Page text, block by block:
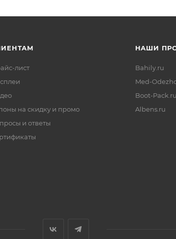
лист
на скидку и промо
и ответы
НАШИ
Bahily.ru
Med-
Boot-
Albens.ru